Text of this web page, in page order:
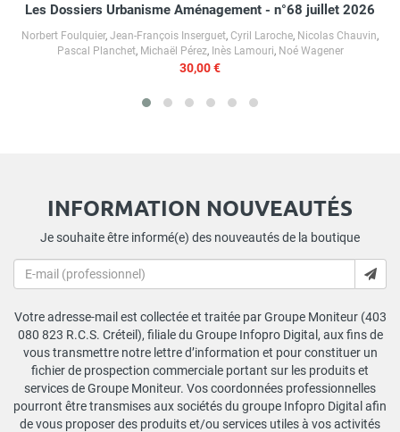
Les Dossiers Urbanisme Aménagement - n°68 juillet 2026
Norbert Foulquier, Jean-François Inserguet, Cyril Laroche, Nicolas Chauvin,
Pascal Planchet, Michaël Pérez, Inès Lamouri, Noé Wagener
30,00 €
INFORMATION NOUVEAUTÉS
Je souhaite être informé(e) des nouveautés de la boutique
Votre adresse-mail est collectée et traitée par Groupe Moniteur (403
080 823 R.C.S. Créteil), filiale du Groupe Infopro Digital, aux fins de
vous transmettre notre lettre d’information et pour constituer un
fichier de prospection commerciale portant sur les produits et
services de Groupe Moniteur. Vos coordonnées professionnelles
pourront être transmises aux sociétés du groupe Infopro Digital afin
de vous proposer des produits et/ou services utiles à vos activités